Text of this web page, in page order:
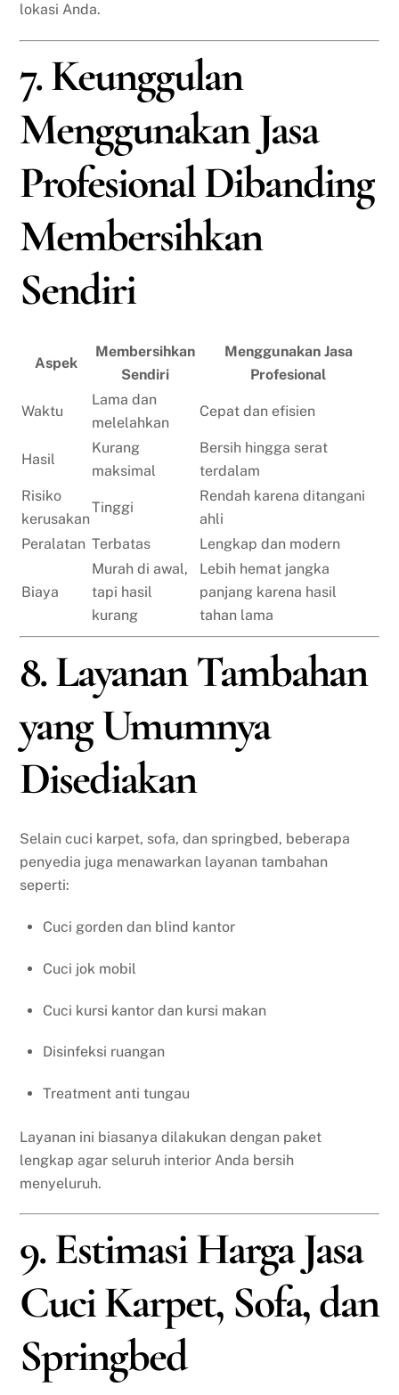
lokasi Anda.
7. Keunggulan
Menggunakan Jasa
Profesional Dibanding
Membersihkan
Sendiri
Aspek
Membersihkan
Sendiri
Menggunakan Jasa
Profesional
Waktu
Lama dan
melelahkan
Cepat dan efisien
Hasil
Kurang
maksimal
Bersih hingga serat
terdalam
Risiko
kerusakan
Tinggi
Rendah karena ditangani
ahli
Peralatan Terbatas Lengkap dan modern
Biaya
Murah di awal,
tapi hasil
kurang
Lebih hemat jangka
panjang karena hasil
tahan lama
8. Layanan Tambahan
yang Umumnya
Disediakan
Selain cuci karpet, sofa, dan springbed, beberapa
penyedia juga menawarkan layanan tambahan
seperti:
Cuci gorden dan blind kantor
Cuci jok mobil
Cuci kursi kantor dan kursi makan
Disinfeksi ruangan
Treatment anti tungau
Layanan ini biasanya dilakukan dengan paket
lengkap agar seluruh interior Anda bersih
menyeluruh.
9. Estimasi Harga Jasa
Cuci Karpet, Sofa, dan
Springbed